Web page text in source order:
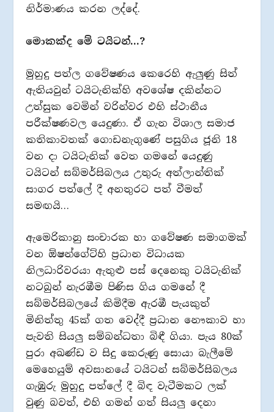
නිර්මාණය කරන ලද්දේ.
මොකක්ද මේ ටයිටන්…?
මුහුදු පත්ල ගවේෂණය කෙරෙහි ඇලුණු සිත්
ඇතියවුන් ටයිටැනික්හි අවශේෂ දකින්නට
උත්සුක වෙමින් වරින්වර එහි ස්ථානීය
පරීක්ෂණවල යෙදුණා. ඒ ගැන විශාල සමාජ
කතිකාවතක් ගොඩනැගුණේ පසුගිය ජූනි 18
වන දා ටයිටැනික් වෙත ගමනේ යෙදුණු
ටයිටන් සබ්මර්සිබලය උතුරු අත්ලාන්තික්
සාගර පත්ලේ දී අනතුරට පත් වීමත්
සමඟයි…
ඇමෙරිකානු සංචාරක හා ගවේෂණ සමාගමක්
වන ඕෂන්ගේට්හි ප්‍රධාන විධායක
නිලධාරිවරයා ඇතුළු පස් දෙනෙකු ටයිටැනික්
නටබුන් නැරඹීම පිණිස ගිය ගමනේ දී
සබ්මර්සිබලයේ කිමිදීම ඇරඹී පැයකුත්
මිනිත්තු 45ක් ගත වෙද්දී ප්‍රධාන නෞකාව හා
පැවති සියලු සම්බන්ධතා බිඳී ගියා. පැය 80ක්
පුරා අඛණ්ඩ ව සිදු කෙරුණු සොයා බැලීමේ
මෙහෙයුම් අවසානයේ ටයිටන් සබ්මර්සිබලය
ගැඹුරු මුහුදු පත්ලේ දී බිඳ වැටීමකට ලක්
වුණු බවත්, එහි ගමන් ගත් සියලු දෙනා